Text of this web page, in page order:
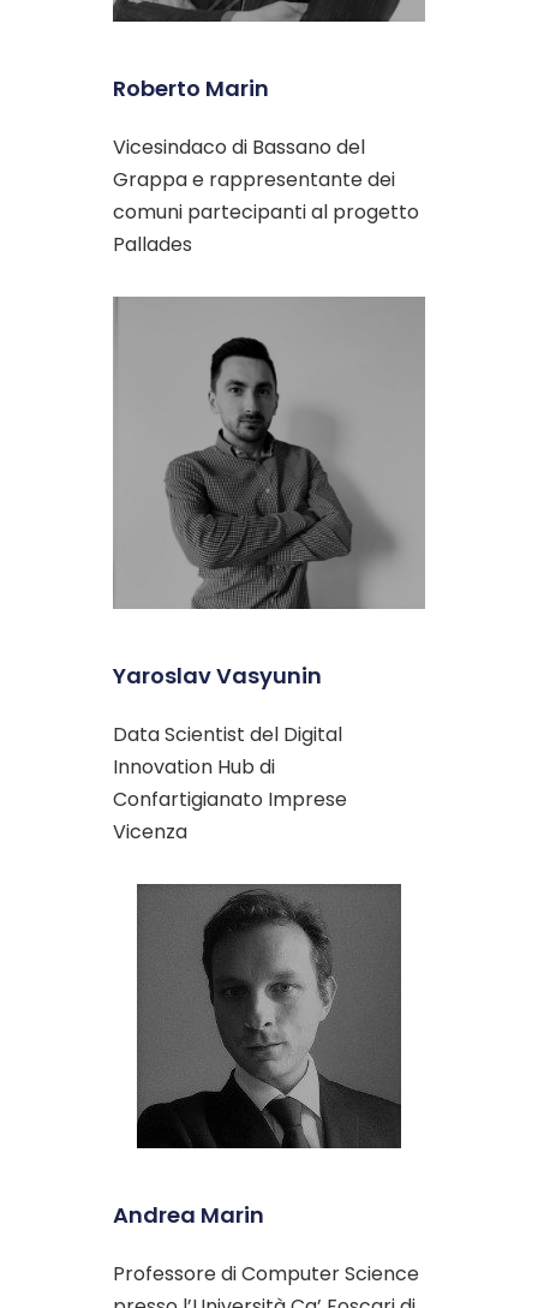
Roberto Marin
Vicesindaco di Bassano del
Grappa e rappresentante dei
comuni partecipanti al progetto
Pallades
Yaroslav Vasyunin
Data Scientist del Digital
Innovation Hub di
Confartigianato Imprese
Vicenza
Andrea Marin
Professore di Computer Science